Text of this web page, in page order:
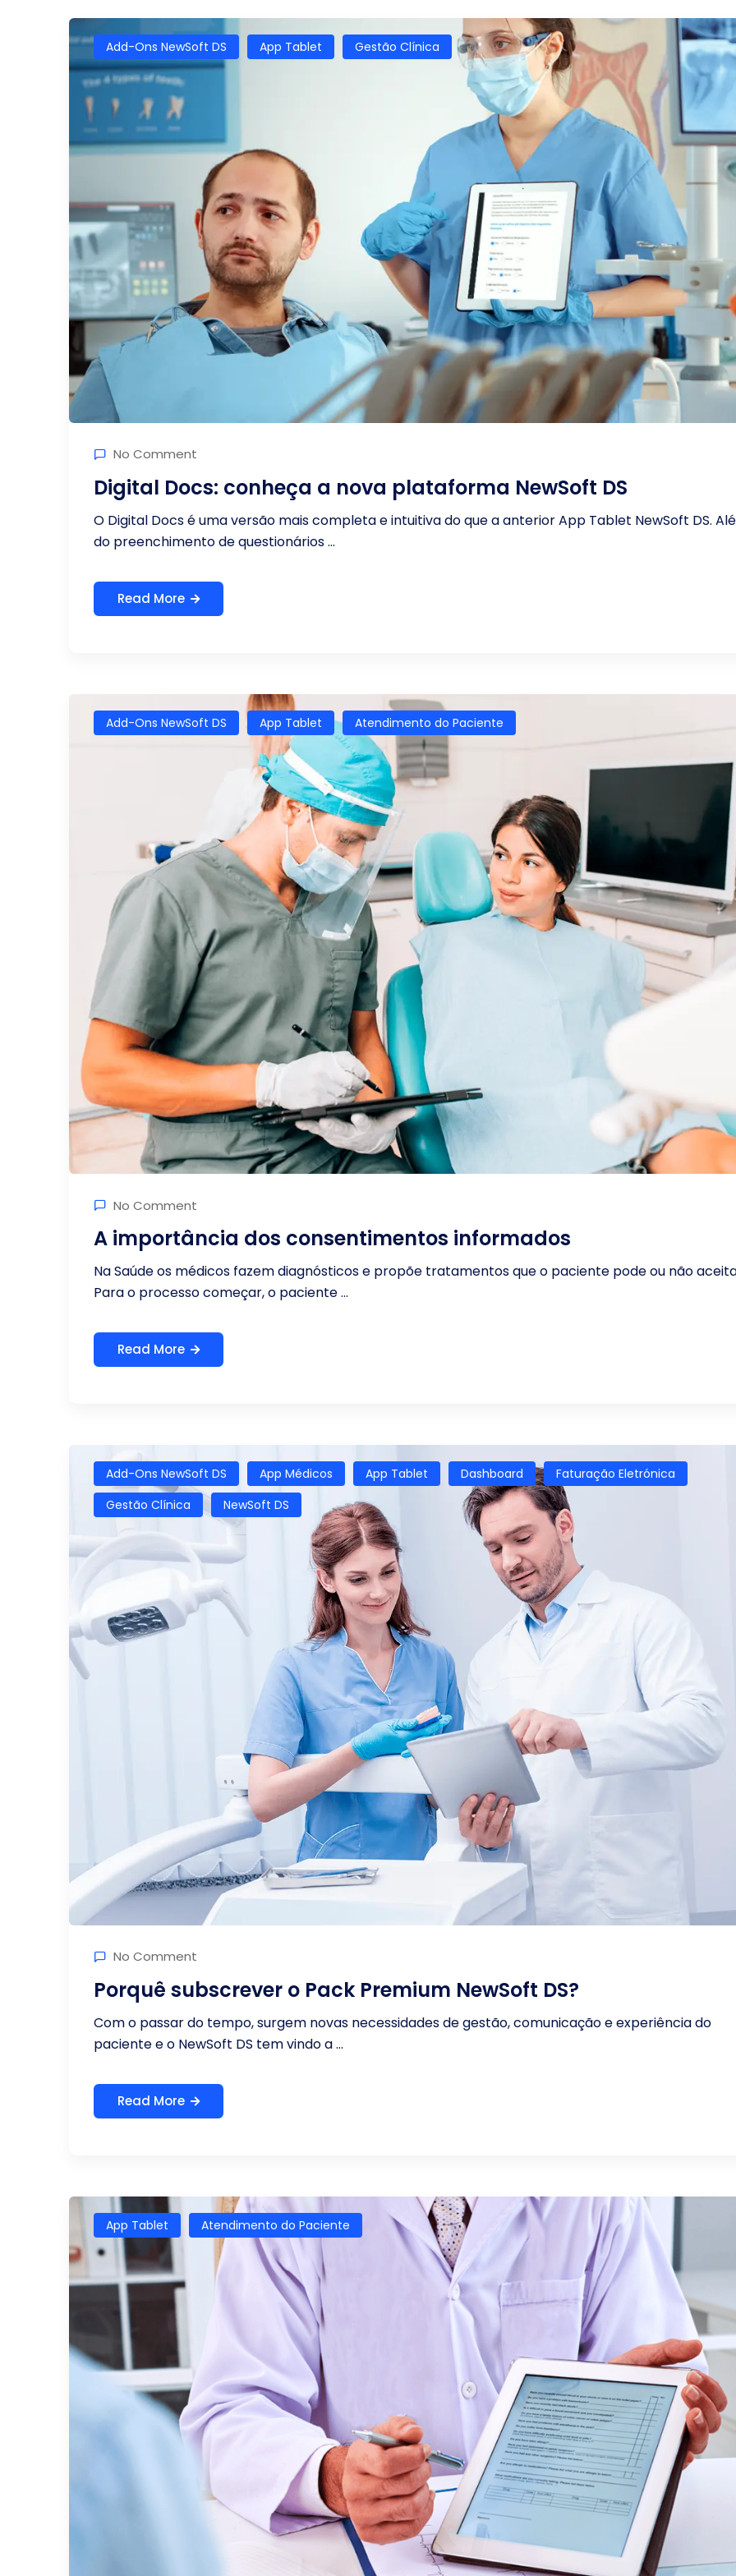
Add-Ons NewSoft DS App Tablet Gestão Clínica
No Comment
Digital Docs: conheça a nova plataforma NewSoft DS
O Digital Docs é uma versão mais completa e intuitiva do que a anterior App Tablet NewSoft DS.
do preenchimento de questionários ...
Read More
Add-Ons NewSoft DS App Tablet Atendimento do Paciente
No Comment
A importância dos consentimentos informados
Na Saúde os médicos fazem diagnósticos e propõe tratamentos que o paciente pode ou não
Para o processo começar, o paciente ...
Read More
Add-Ons NewSoft DS App Médicos App Tablet Dashboard
Faturação Eletrónica
Gestão Clínica
NewSoft DS
No Comment
Porquê subscrever o Pack Premium NewSoft DS?
Com o passar do tempo, surgem novas necessidades de gestão, comunicação e experiência do
paciente e o NewSoft DS tem vindo a ...
Read More
App Tablet Atendimento do Paciente